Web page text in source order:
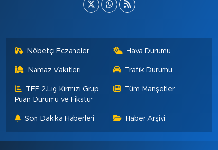
Nöbetçi Eczaneler Hava Durumu
Namaz Vakitleri Trafik Durumu
TFF 2.Lig Kırmızı Grup
Puan Durumu ve Fikstür
Tüm Manşetler
Son Dakika Haberleri Haber Arşivi